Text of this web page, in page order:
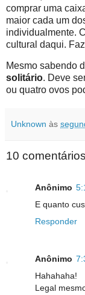
comprar uma
maior cada um
individualmente.
cultural daqui.
Mesmo sabendo
solitário. Deve
ou quatro ovos
Unknown às
10
Anônimo
E quanto
Responder
Anônimo
Hahahaha!
Legal